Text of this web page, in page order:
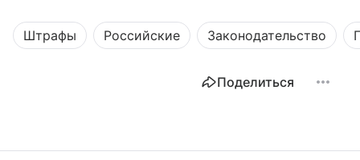
Штрафы Российские Законодательство
Поделиться